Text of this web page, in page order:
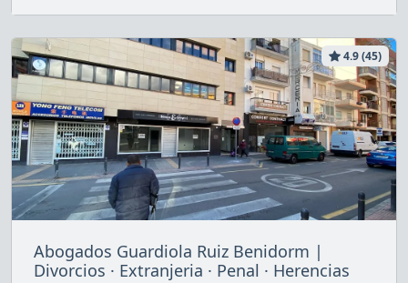
4.9 (45)
Abogados Guardiola Ruiz Benidorm |
Divorcios · Extranjeria · Penal · Herencias